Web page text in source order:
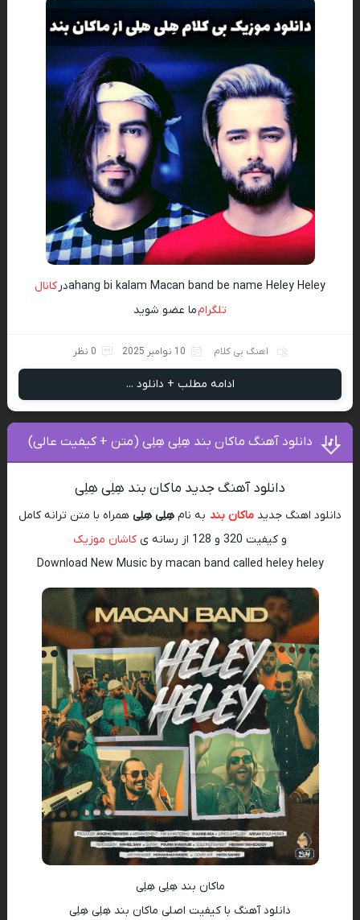
ahang bi kalam Macan band be name Heley Heleyدر
کانال
تلگرامما عضو شوید
اهنگ بی کلام 10 نوامبر 2025 0 نظر
ادامه مطلب + دانلود ...
دانلود آهنگ ماکان بند هِلِی هِلِی (متن + کیفیت عالی)
دانلود آهنگ جدید ماکان بند هِلِی هِلِی
دانلود اهنگ جدید ماکان بند به نام هِلِی هِلِی همراه با متن ترانه کامل
و کیفیت 320 و 128 از رسانه ی
کاشان موزیک
Download New Music by macan band called heley heley
ماکان بند هِلِی هِلِی
دانلود آهنگ با کیفیت اصلی ماکان بند هِلِی هِلِی